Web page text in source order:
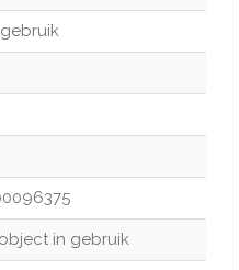
in gebruik